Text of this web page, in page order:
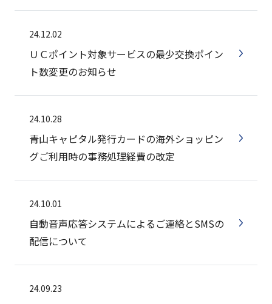
24.12.02
ＵＣポイント対象サービスの最少交換ポイン
ト数変更のお知らせ
24.10.28
青山キャピタル発行カードの海外ショッピン
グご利用時の事務処理経費の改定
24.10.01
自動音声応答システムによるご連絡とSMSの
配信について
24.09.23